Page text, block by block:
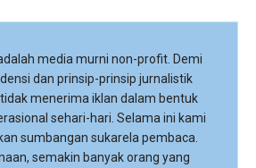
media murni non-profit. Demi
dan prinsip-prinsip jurnalistik
menerima iklan dalam bentuk
sehari-hari. Selama ini kami
sumbangan sukarela pembaca.
semakin banyak orang yang